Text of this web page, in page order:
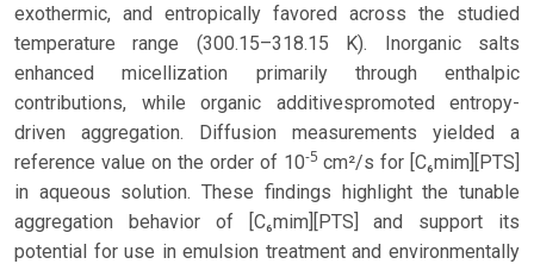
exothermic, and entropically favored across the studied
temperature range (300.15–318.15 K). Inorganic salts
enhanced micellization primarily through enthalpic
contributions, while organic additivespromoted entropy-
driven aggregation. Diffusion measurements yielded a
reference value on the order of 10-5 cm²/s for [C₆mim][PTS]
in aqueous solution. These findings highlight the tunable
aggregation behavior of [C₆mim][PTS] and support its
potential for use in emulsion treatment and environmentally